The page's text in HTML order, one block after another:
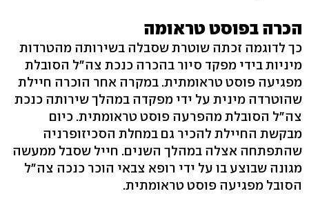
הכרה בפוסט טראומה
כך לדוגמה זכתה שוטרת שסבלה בשירותה מהטרדות
מיניות בידי מפקד סיור בהכרה כנכת צה"ל הסובלת
מפגיעה פוסט טראומתית. במקרה אחר הוכרה חיילת
שהוטרדה מינית על ידי מפקדה במהלך שירותה כנכת
צה"ל הסובלת מהפרעה פוסט טראומתית. כיום
מבקשת החיילת להכיר גם במחלת הסכיזופרניה
שהתפתחה אצלה במהלך השנים. חייל שסבל ממעשה
מגונה שבוצע בו על ידי רופא צבאי הוכר כנכה צה"ל
הסובל מפגיעה פוסט טראומתית.